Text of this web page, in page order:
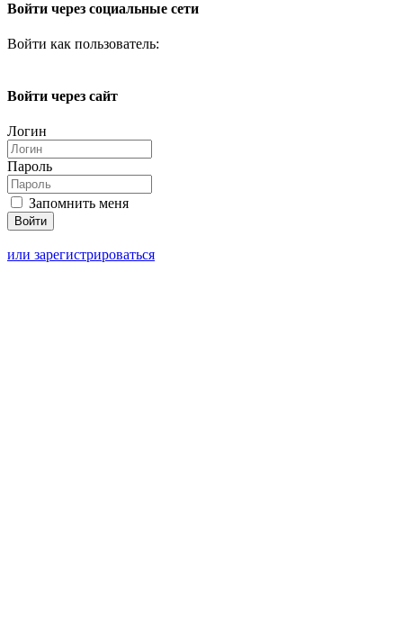
Войти через социальные сети
Войти как пользователь:
Войти через сайт
Логин
Пароль
Запомнить меня
или зарегистрироваться